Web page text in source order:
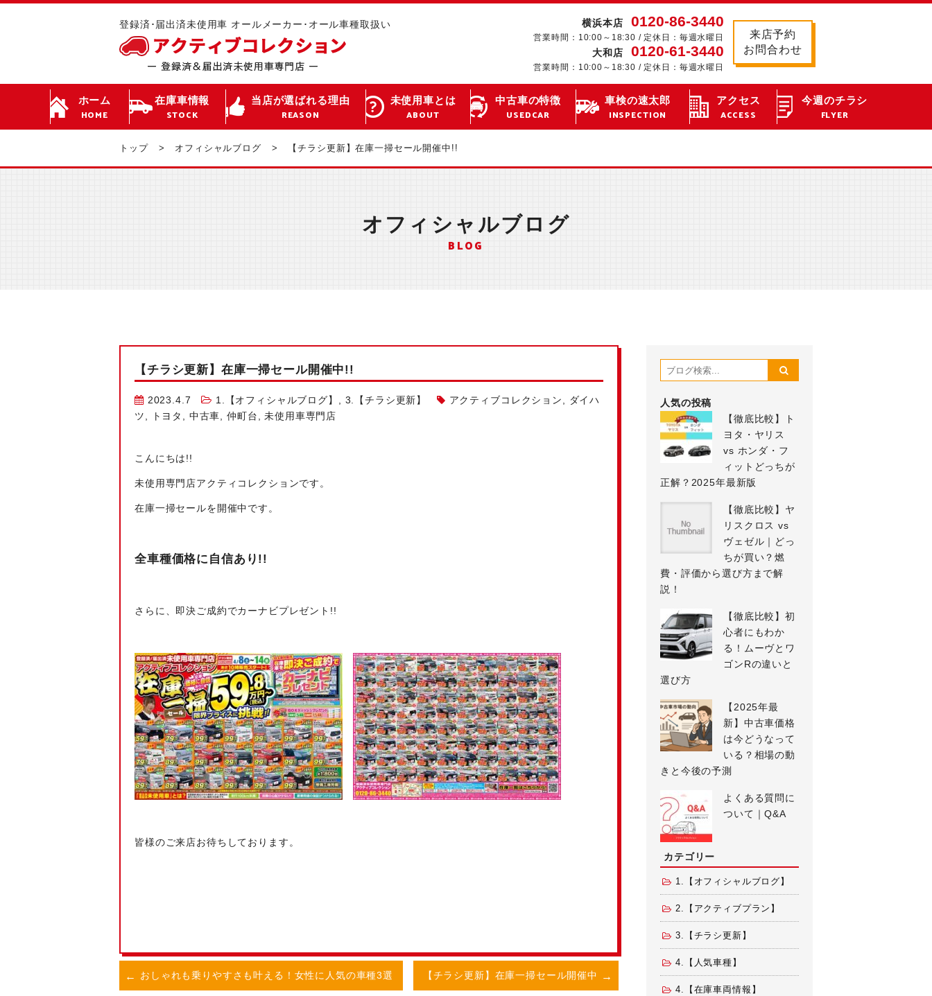
登録済･届出済未使用車 オールメーカー･オール車種取扱い 横浜本店 0120-86-3440
営業時間：10:00～18:30 / 定休日：毎週水曜日
大和店 0120-61-3440
営業時間：10:00～18:30 / 定休日：毎週水曜日
来店予約
お問合わせ
ホーム
HOME
在庫車情報
STOCK
当店が選ばれる理由
REASON
未使用車とは
ABOUT
中古車の特徴
USEDCAR
車検の速太郎
INSPECTION
アクセス
ACCESS
今週のチラシ
FLYER
トップ オフィシャルブログ 【チラシ更新】在庫一掃セール開催中!!
オフィシャルブログ
BLOG
【チラシ更新】在庫一掃セール開催中!!
2023.4.7 1.【オフィシャルブログ】 3.【チラシ更新】 アクティブコレクション
ダイハ
ツ
トヨタ 中古車 仲町台 ,未使用車専門店
こんにちは!!
未使用専門店アクティコレクションです。
在庫一掃セールを開催中です。
全車種価格に自信あり!!
さらに、即決ご成約でカーナビプレゼント!!
皆様のご来店お待ちしております。
おしゃれも乗りやすさも叶える！女性に人気の車種3選 【チラシ更新】在庫一掃セール開催中
人気の投稿
【徹底比較】ト
ヨタ・ヤリス
vs ホンダ・フ
ィットどっちが
正解？2025年最新版
【徹底比較】ヤ
リスクロス vs
ヴェゼル｜どっ
ちが買い？燃
費・評価から選び方まで解
説！
【徹底比較】初
心者にもわか
る！ムーヴとワ
ゴンRの違いと
選び方
【2025年最
新】中古車価格
は今どうなって
いる？相場の動
きと今後の予測
よくある質問に
ついて｜Q&A
カテゴリー
1.【オフィシャルブログ】
2.【アクティブプラン】
3.【チラシ更新】
4.【人気車種】
4.【在庫車両情報】